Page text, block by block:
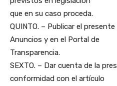
que en su caso proceda.
QUINTO. – Publicar el
Anuncios y en el Portal de
Transparencia.
SEXTO. – Dar cuenta de la
conformidad con el artículo